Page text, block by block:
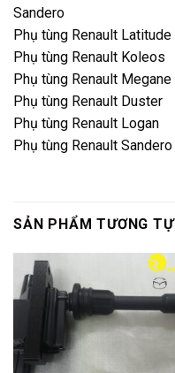
Sandero
Phụ tùng Renault Latitude
Phụ tùng Renault Koleos
Phụ tùng Renault Megane
Phụ tùng Renault Duster
Phụ tùng Renault Logan
Phụ tùng Renault Sandero
SẢN PHẨM TƯƠNG TỰ